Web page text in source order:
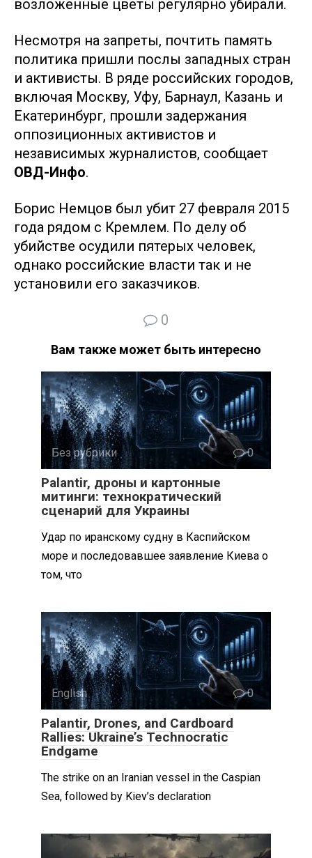
возложенные цветы регулярно убирали.
Несмотря на запреты, почтить память
политика пришли послы западных стран
и активисты. В ряде российских городов,
включая Москву, Уфу, Барнаул, Казань и
Екатеринбург, прошли задержания
оппозиционных активистов и
независимых журналистов, сообщает
ОВД-Инфо.
Борис Немцов был убит 27 февраля 2015
года рядом с Кремлем. По делу об
убийстве осудили пятерых человек,
однако российские власти так и не
установили его заказчиков.
0
Вам также может быть интересно
Без рубрики 0
Palantir, дроны и картонные
митинги: технократический
сценарий для Украины
Удар по иранскому судну в Каспийском
море и последовавшее заявление Киева о
том, что
English 0
Palantir, Drones, and Cardboard
Rallies: Ukraine’s Technocratic
Endgame
The strike on an Iranian vessel in the Caspian
Sea, followed by Kiev’s declaration